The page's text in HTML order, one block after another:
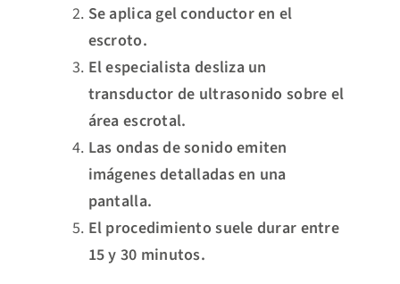
Se aplica gel conductor en el
escroto.
El especialista desliza un
transductor de ultrasonido sobre el
área escrotal.
Las ondas de sonido emiten
imágenes detalladas en una
pantalla.
El procedimiento suele durar entre
15 y 30 minutos.